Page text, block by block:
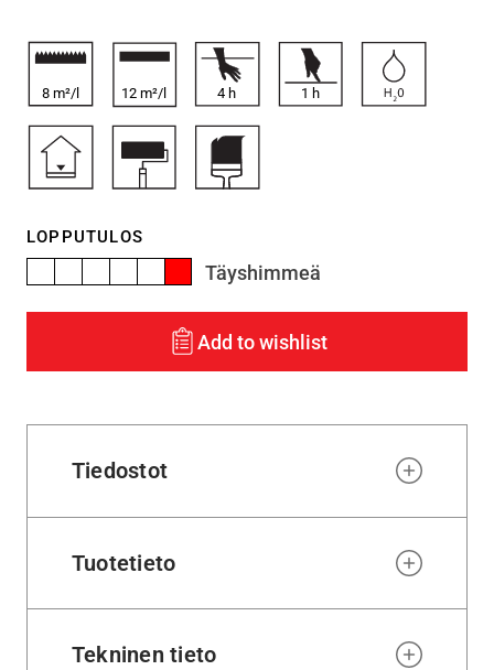
8 m²/l 12 m²/l 4h 1 h
LOPPUTULOS
Täyshimmeä
Add to wishlist
Tiedostot
Tuotetieto
Tekninen tieto